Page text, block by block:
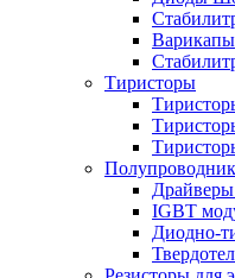
Варикапы
Тиристоры
IGBT
Диодно-